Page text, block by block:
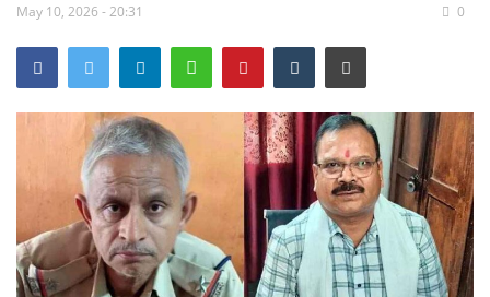
राष्ट्रीय
राज्य
व्यापार
May 10, 2026 - 20:31 0